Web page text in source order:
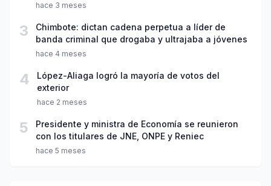
hace 3 meses
3
Chimbote: dictan cadena perpetua a líder de
banda criminal que drogaba y ultrajaba a jóvenes
hace 4 meses
4
López-Aliaga logró la mayoría de votos del
exterior
hace 2 meses
5
Presidente y ministra de Economía se reunieron
con los titulares de JNE, ONPE y Reniec
hace 5 meses